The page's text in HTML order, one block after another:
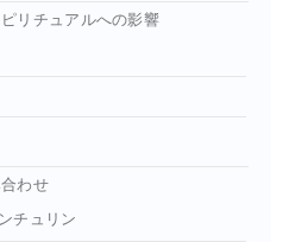
リチュアルへの影響
わせ
チュリン